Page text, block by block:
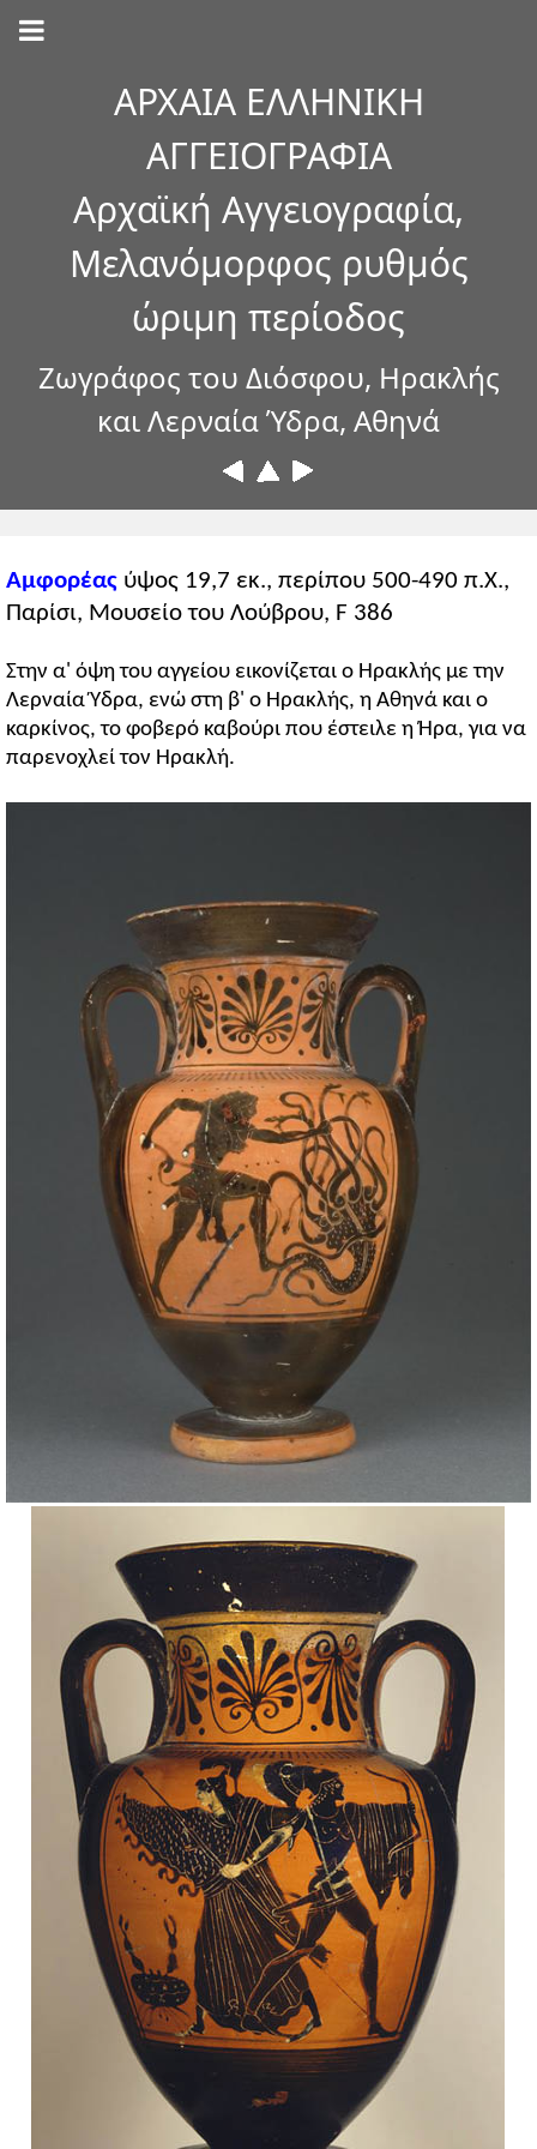
ΑΡΧΑΙΑ ΕΛΛΗΝΙΚΗ
ΑΓΓΕΙΟΓΡΑΦΙΑ
Αρχαϊκή Αγγειογραφία,
Μελανόμορφος ρυθμός
ώριμη περίοδος
Ζωγράφος του Διόσφου, Ηρακλής
και Λερναία Ύδρα, Αθηνά
Αμφορέας ύψος 19,7 εκ., περίπου 500-490 π.Χ.,
Παρίσι, Μουσείο του Λούβρου, F 386
Στην α' όψη του αγγείου εικονίζεται ο Ηρακλής με την
Λερναία Ύδρα, ενώ στη β' ο Ηρακλής, η Αθηνά και ο
καρκίνος, το φοβερό καβούρι που έστειλε η Ήρα, για να
παρενοχλεί τον Ηρακλή.